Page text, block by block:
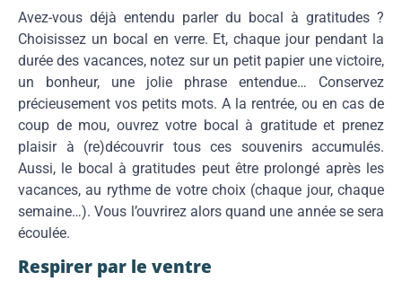
Avez-vous déjà entendu parler du bocal à gratitudes ?
Choisissez un bocal en verre. Et, chaque jour pendant la
durée des vacances, notez sur un petit papier une victoire,
un bonheur, une jolie phrase entendue… Conservez
précieusement vos petits mots. A la rentrée, ou en cas de
coup de mou, ouvrez votre bocal à gratitude et prenez
plaisir à (re)découvrir tous ces souvenirs accumulés.
Aussi, le bocal à gratitudes peut être prolongé après les
vacances, au rythme de votre choix (chaque jour, chaque
semaine…). Vous l’ouvrirez alors quand une année se sera
écoulée.
Respirer par le ventre